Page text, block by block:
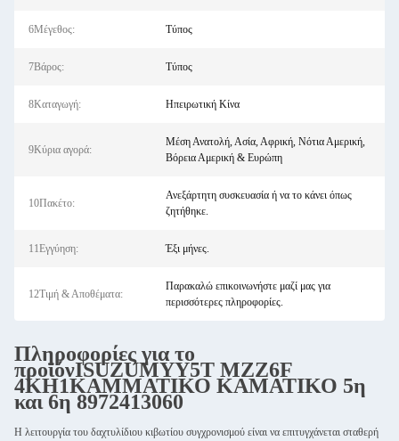
6Μέγεθος: Τύπος
7Βάρος: Τύπος
8Καταγωγή: Ηπειρωτική Κίνα
9Κύρια αγορά:
Μέση Ανατολή, Ασία, Αφρική, Νότια Αμερική,
Βόρεια Αμερική & Ευρώπη
10Πακέτο:
Ανεξάρτητη συσκευασία ή να το κάνει όπως
ζητήθηκε.
11Εγγύηση: Έξι μήνες.
12Τιμή & Αποθέματα:
Παρακαλώ επικοινωνήστε μαζί μας για
περισσότερες πληροφορίες.
Πληροφορίες για το
προϊόνISUZUΜΥY5T MZZ6F
4KH1ΚΑΜΜΑΤΙΚΟ ΚΑΜΑΤΙΚΟ 5η
και 6η 8972413060
Η λειτουργία του δαχτυλίδιου κιβωτίου συγχρονισμού είναι να επιτυγχάνεται σταθερή